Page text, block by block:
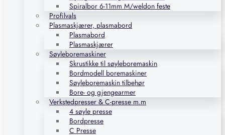
Spiralbor 6-11mm M/weldon feste
Profilvals
Plasmaskjærer, plasmabord
Plasmabord
Plasmaskjærer
Søyleboremaskiner
Skrustikke til søyleboremaskin
Bordmodell boremaskiner
Søyleboremaskin tilbehør
Bore- og gjengearmer
Verkstedpresser & C-presse m.m
4 søyle presse
Bordpresse
C Presse